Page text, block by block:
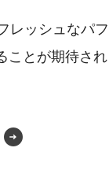
レッシュなパフ
ことが期待され